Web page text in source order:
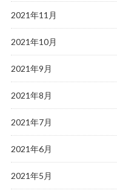
2021年11月
2021年10月
2021年9月
2021年8月
2021年7月
2021年6月
2021年5月